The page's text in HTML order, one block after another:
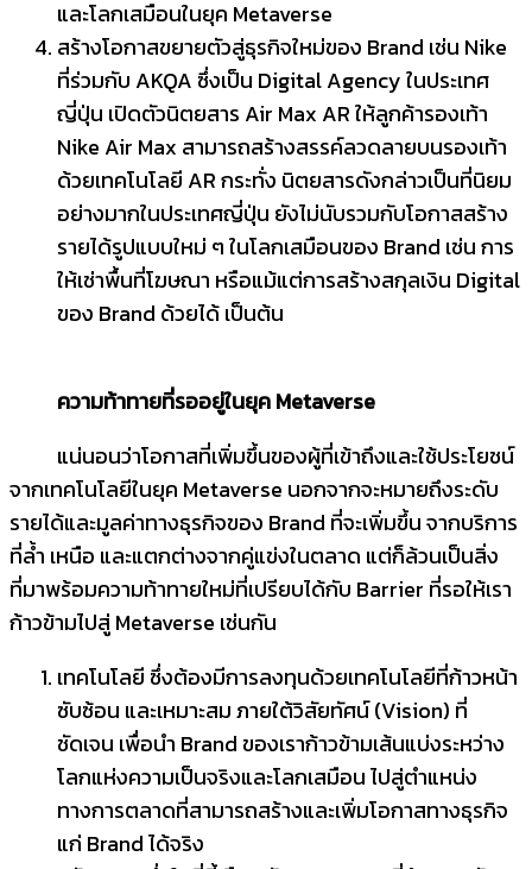
และโลกเสมือนในยุค Metaverse
สร้างโอกาสขยายตัวสู่ธุรกิจใหม่ของ Brand เช่น Nike
ที่ร่วมกับ AKQA ซึ่งเป็น Digital Agency ในประเทศ
ญี่ปุ่น เปิดตัวนิตยสาร Air Max AR ให้ลูกค้ารองเท้า
Nike Air Max สามารถสร้างสรรค์ลวดลายบนรองเท้า
ด้วยเทคโนโลยี AR กระทั่ง นิตยสารดังกล่าวเป็นที่นิยม
อย่างมากในประเทศญี่ปุ่น ยังไม่นับรวมกับโอกาสสร้าง
รายได้รูปแบบใหม่ ๆ ในโลกเสมือนของ Brand เช่น การ
ให้เช่าพื้นที่โฆษณา หรือแม้แต่การสร้างสกุลเงิน Digital
ของ Brand ด้วยได้ เป็นต้น
ความท้าทายที่รออยู่ในยุคMetaverse
แน่นอนว่าโอกาสที่เพิ่มขึ้นของผู้ที่เข้าถึงและใช้ประโยชน์
จากเทคโนโลยีในยุค Metaverse นอกจากจะหมายถึงระดับ
รายได้และมูลค่าทางธุรกิจของ Brand ที่จะเพิ่มขึ้น จากบริการ
ที่ล้ำ เหนือ และแตกต่างจากคู่แข่งในตลาด แต่ก็ล้วนเป็นสิ่ง
ที่มาพร้อมความท้าทายใหม่ที่เปรียบได้กับ Barrier ที่รอให้เรา
ก้าวข้ามไปสู่ Metaverse เช่นกัน
เทคโนโลยี ซึ่งต้องมีการลงทุนด้วยเทคโนโลยีที่ก้าวหน้า
ซับซ้อน และเหมาะสม ภายใต้วิสัยทัศน์ (Vision) ที่
ชัดเจน เพื่อนำ Brand ของเราก้าวข้ามเส้นแบ่งระหว่าง
โลกแห่งความเป็นจริงและโลกเสมือน ไปสู่ตำแหน่ง
ทางการตลาดที่สามารถสร้างและเพิ่มโอกาสทางธุรกิจ
แก่ Brand ได้จริง